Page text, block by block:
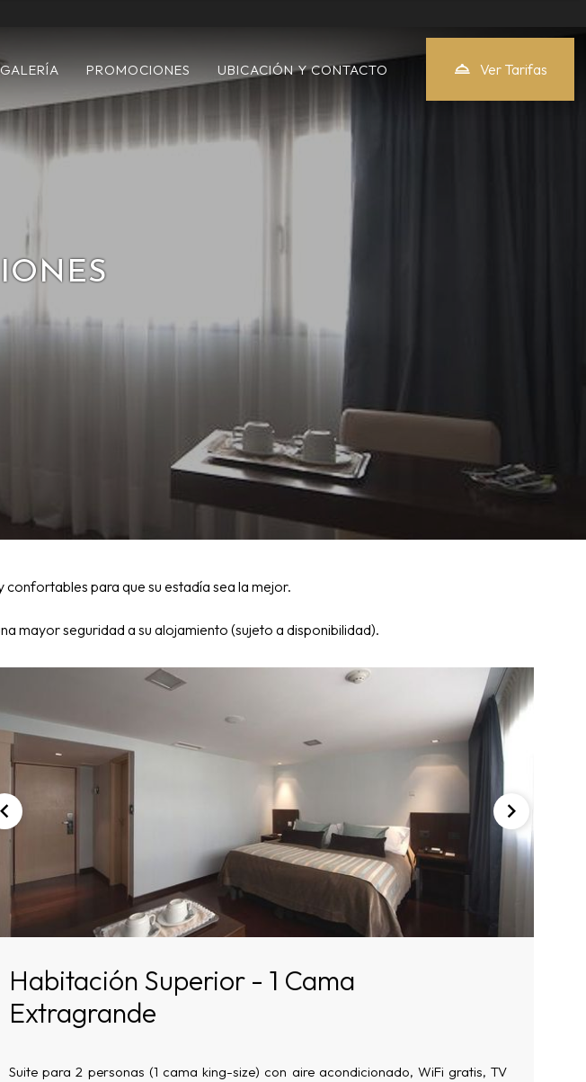
GALERÍA PROMOCIONES UBICACIÓN Y CONTACTO Ver Tarifas
para que su estadía sea la mejor.
mayor seguridad a su alojamiento (sujeto a disponibilidad).
Habitación Superior - 1 Cama
Extragrande
Suite para 2 personas (1 cama king-size) con aire acondicionado, WiFi gratis, TV